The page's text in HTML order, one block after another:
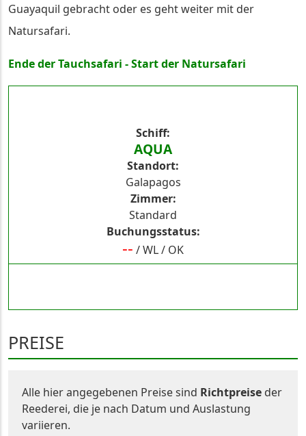
Guayaquil gebracht oder es geht weiter mit der
Natursafari.
Ende der Tauchsafari - Start der Natursafari
Schiff
AQUA
Standort
Galapagos
Zimmer
Standard
Buchungsstatus
-- /WL/ OK
PREISE
Alle hier angegebenen Preise sind Richtpreise der
Reederei, die je nach Datum und Auslastung
variieren.